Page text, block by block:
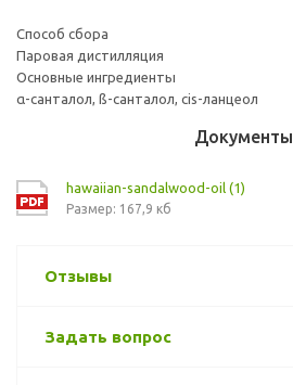
Способ сбора
Паровая дистилляция
Основные ингредиенты
α-санталол, ß-санталол, cis-ланцеол
Документы
hawaiian-sandalwood-oil (1)
Размер: 167,9 кб
Отзывы
Задать вопрос